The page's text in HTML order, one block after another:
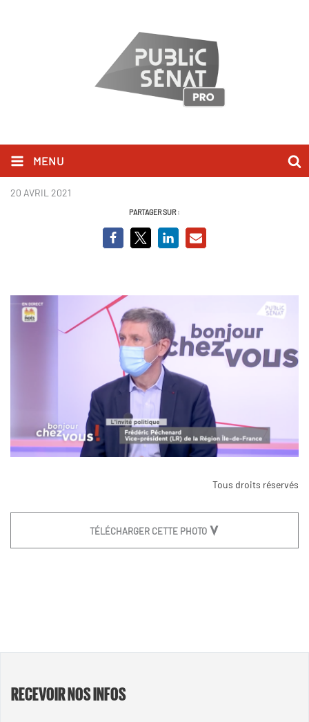
MENU
Frédéric Péchenard_BCV.png
20 AVRIL 2021
PARTAGER SUR :
Tous droits réservés
TÉLÉCHARGER CETTE PHOTO
RECEVOIR NOS INFOS